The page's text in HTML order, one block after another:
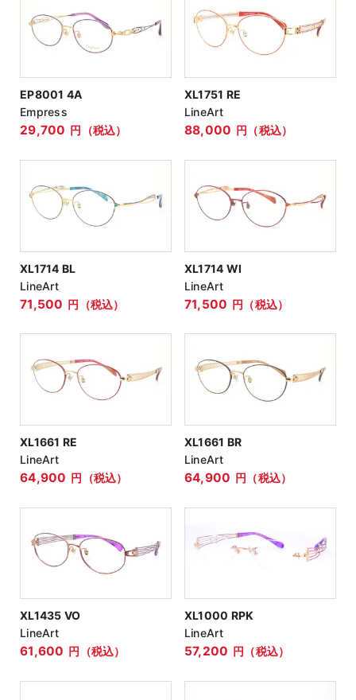
EP8001 4A
Empress
29,700 円（税込）
XL1751 RE
LineArt
88,000 円（税込）
XL1714 BL
LineArt
71,500 円（税込）
XL1714 WI
LineArt
71,500 円（税込）
XL1661 RE
LineArt
64,900 円（税込）
XL1661 BR
LineArt
64,900 円（税込）
XL1435 VO
LineArt
61,600 円（税込）
XL1000 RPK
LineArt
57,200 円（税込）